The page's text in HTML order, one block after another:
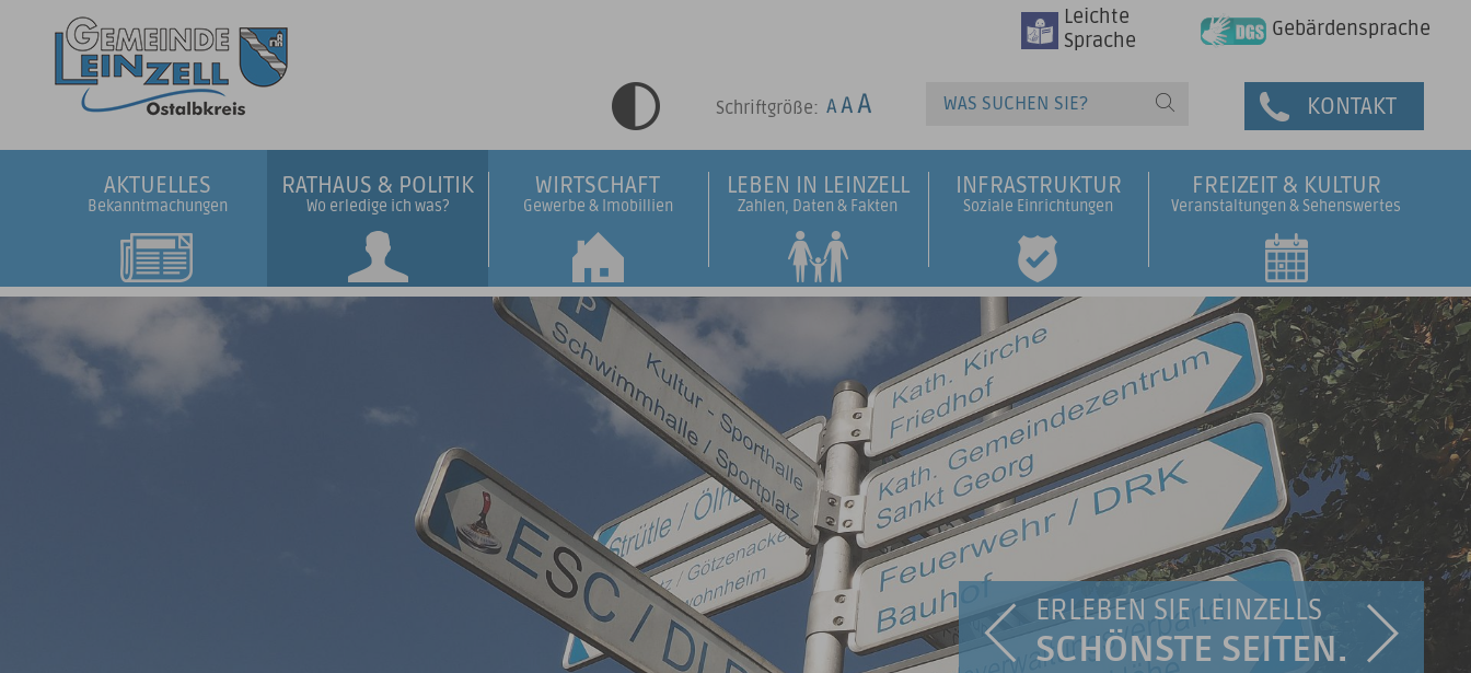
Leichte
Sprache
Gebärdensprache
Schriftgröße: KONTAKT
AKTUELLES
Bekanntmachungen
RATHAUS & POLITIK
Wo erledige ich was?
WIRTSCHAFT
Gewerbe & Imobillien
LEBEN IN LEINZELL
Zahlen, Daten & Fakten
INFRASTRUKTUR
Soziale Einrichtungen
FREIZEIT & KULTUR
Veranstaltungen & Sehenswertes
ERLEBEN SIE LEINZELLS
SCHÖNSTE SEITEN.